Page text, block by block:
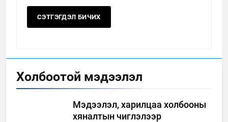
Холбоотой мэдээлэл
Мэдээлэл, харилцаа холбооны
хяналтын чиглэлээр